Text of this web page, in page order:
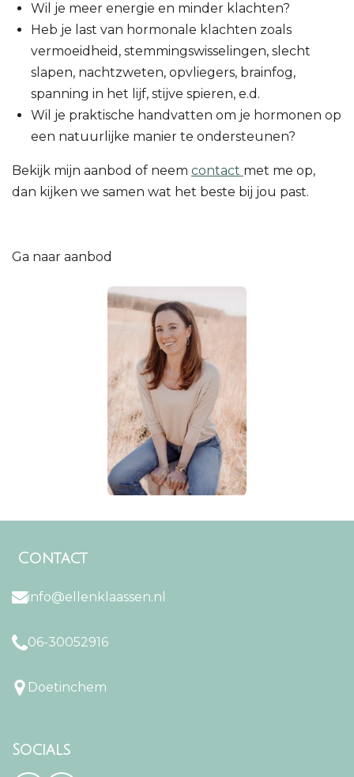
Wil je meer energie en minder klachten?
Heb je last van hormonale klachten zoals
vermoeidheid, stemmingswisselingen, slecht
slapen, nachtzweten, opvliegers, brainfog,
spanning in het lijf, stijve spieren, e.d.
Wil je praktische handvatten om je hormonen op
een natuurlijke manier te ondersteunen?
Bekijk mijn aanbod of neem contact met me op,
dan kijken we samen wat het beste bij jou past.
Ga naar aanbod
Contact
info@ellenklaassen.nl
06-30052916
Doetinchem
Socials